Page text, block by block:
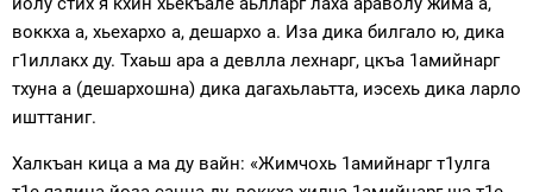
воккха а, хьехархо а, дешархо а. Иза дика билгало ю, дика
г1иллакх ду. Тхаьш ара а девлла лехнарг, цкъа 1амийнарг
тхуна а (дешархошна) дика дагахьлаьтта, иэсехь дика ларло
ишттаниг.
Халкъан кица а ма ду вайн: «Жимчохь 1амийнарг т1улга